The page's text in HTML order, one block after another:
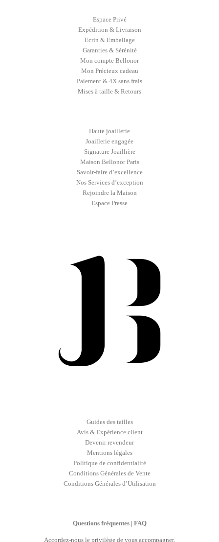
Espace Privé
Expédition & Livraison
Ecrin & Emballage
Garanties & Sérénité
Mon compte Bellonor
Mon Précieux cadeau
Paiement & 4X sans frais
Mises à taille & Retours
Haute joaillerie
Joaillerie engagée
Signature Joaillière
Maison Bellonor Paris
Savoir-faire d’excellence
Nos Services d’exception
Rejoindre la Maison
Espace Presse
Guides des tailles
Avis & Expérience client
Devenir revendeur
Mentions légales
Politique de confidentialité
Conditions Générales de Vente
Conditions Générales d’Utilisation
Questions fréquentes | FAQ
Accordez-nous le privilège de vous accompagner.